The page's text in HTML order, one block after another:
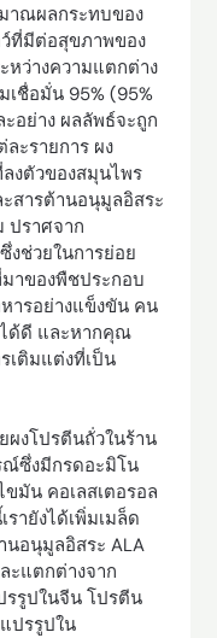
าณผลกระทบของ
ที่มีต่อสุขภาพของ
หว่างความแตกต่าง
เชื่อมั่น 95% (95%
อย่าง ผลลัพธ์จะถูก
ะรายการ ผง
งตัวของสมุนไพร
สารต้านอนุมูลอิสระ
ปราศจาก
งช่วยในการย่อย
าของพืชประกอบ
ารอย่างแข็งขัน คน
ด้ดี และหากคุณ
เติมแต่งที่เป็น
ผงโปรตีนถั่วในร้าน
ณ์ซึ่งมีกรดอะมิโน
มัน คอเลสเตอรอล
ายังได้เพิ่มเมล็ด
นอนุมูลอิสระ ALA
ะแตกต่างจาก
รูปในจีน โปรตีน
ปรรูปใน